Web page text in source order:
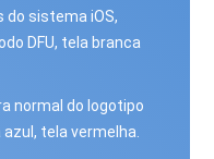
do sistema iOS,
DFU, tela branca
normal do logotipo
tela vermelha.